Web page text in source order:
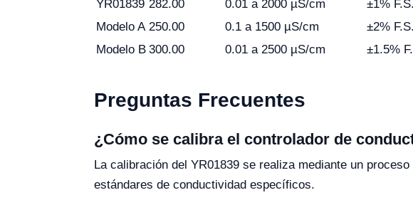
YR01839 282.00 0.01 a 2000 µS/cm
±1% F.S.
Modelo A 250.00 0.1 a 1500 µS/cm
±2% F.S.
Modelo B 300.00 0.01 a 2500 µS/cm ±1.5%
Preguntas Frecuentes
¿Cómo se calibra el controlador de
La calibración del YR01839 se realiza mediante un
estándares de conductividad específicos.